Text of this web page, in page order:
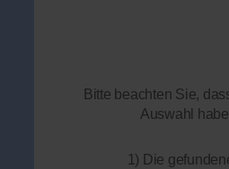
Bitte beachten Sie,
Auswahl
1) Die